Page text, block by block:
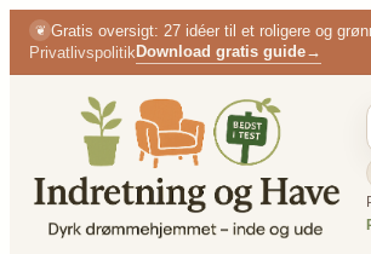
Spring
indhold
❦ Gratis oversigt: 27 idéer til et roligere og
PrivatlivspolitikDownload gratis guide→